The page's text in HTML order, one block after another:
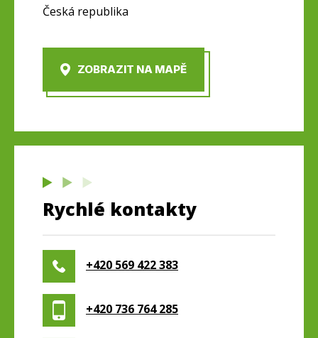
Česká republika
ZOBRAZIT NA MAPĚ
Rychlé kontakty
+420 569 422 383
+420 736 764 285